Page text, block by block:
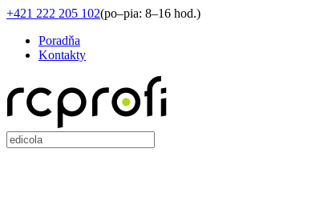
+421 222 205 102(po–pia: 8–16 hod.)
Poradňa
Kontakty